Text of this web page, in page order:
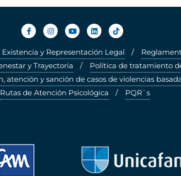
y Representación Legal
y Trayectoria
Política de tratamiento
atención y sanción de casos de violencias
Rutas de Atención Psicológica
PQR`s